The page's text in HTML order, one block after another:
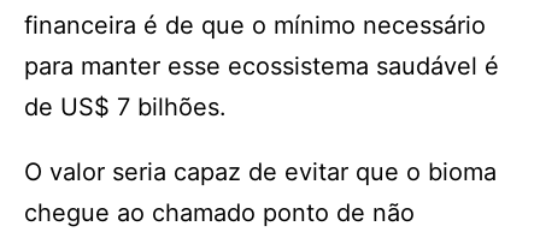
financeira é de que o mínimo necessário
para manter esse ecossistema saudável é
de US$ 7 bilhões.
O valor seria capaz de evitar que o bioma
chegue ao chamado ponto de não